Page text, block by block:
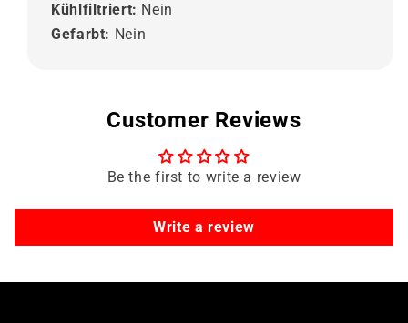
Kühlfiltriert: Nein
Gefarbt: Nein
Customer Reviews
Be the first to write a review
Write a review